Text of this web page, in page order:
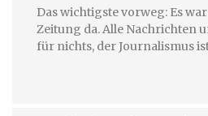
Das wichtigste vorweg: Es
Zeitung da. Alle Nachrichten
für nichts, der Journalismus